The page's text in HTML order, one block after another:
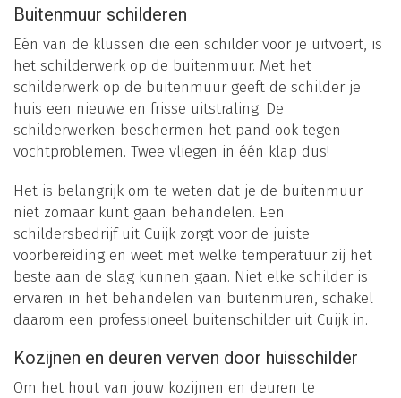
Buitenmuur schilderen
Eén van de klussen die een schilder voor je uitvoert, is
het schilderwerk op de buitenmuur. Met het
schilderwerk op de buitenmuur geeft de schilder je
huis een nieuwe en frisse uitstraling. De
schilderwerken beschermen het pand ook tegen
vochtproblemen. Twee vliegen in één klap dus!
Het is belangrijk om te weten dat je de buitenmuur
niet zomaar kunt gaan behandelen. Een
schildersbedrijf uit Cuijk zorgt voor de juiste
voorbereiding en weet met welke temperatuur zij het
beste aan de slag kunnen gaan. Niet elke schilder is
ervaren in het behandelen van buitenmuren, schakel
daarom een professioneel buitenschilder uit Cuijk in.
Kozijnen en deuren verven door huisschilder
Om het hout van jouw kozijnen en deuren te